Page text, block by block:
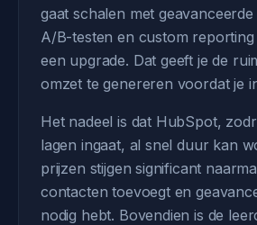
gaat schalen met
A/B-testen en custom
een upgrade. Dat geeft je de
omzet te genereren voordat je
Het nadeel is dat HubSpot,
lagen ingaat, al snel duur kan
prijzen stijgen significant
contacten toevoegt en
nodig hebt. Bovendien is de